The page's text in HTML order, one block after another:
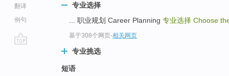
翻译
例句
专业选择
... 职业规划 Career Planning 专业选择 Choose
基于308个网页-相关网页
专业挑选
短语